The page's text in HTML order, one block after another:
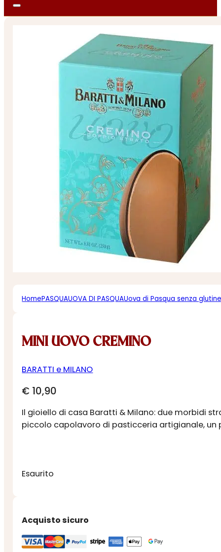
HomePASQUAUOVA DI PASQUAUova di Pasqua senza
MINI UOVO CREMINO
BARATTI e MILANO
€ 10,90
Il gioiello di casa Baratti & Milano: due morbidi
piccolo capolavoro di pasticceria artigianale, un
Esaurito
Acquisto sicuro